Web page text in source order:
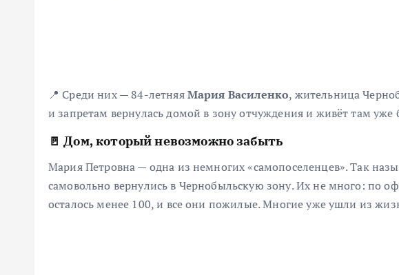
📍 Среди них — 84-летняяМария Василенко, жительница
и запретам вернулась домой в зону отчуждения и живёт там уже
🚪 Дом, который невозможно забыть
Мария Петровна — одна из немногих «самопоселенцев». Так
самовольно вернулись в Чернобыльскую зону. Их не много: по
осталось менее 100, и все они пожилые. Многие уже ушли из